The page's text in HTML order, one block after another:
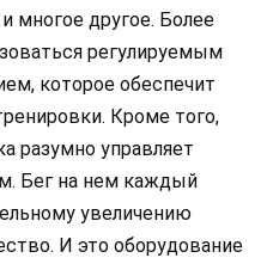
многое другое. Более
регулируемым
которое обеспечит
Кроме того,
разумно управляет
Бег на нем каждый
увеличению
И это оборудование